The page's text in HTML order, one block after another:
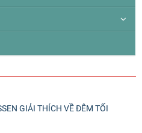
GIẢI THÍCH VỀ ĐÊM TỐI